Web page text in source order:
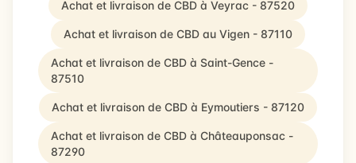
Achat et livraison de CBD à Veyrac - 87520
Achat et livraison de CBD au Vigen - 87110
Achat et livraison de CBD à Saint-Gence -
87510
Achat et livraison de CBD à Eymoutiers - 87120
Achat et livraison de CBD à Châteauponsac -
87290